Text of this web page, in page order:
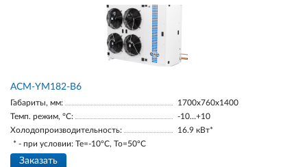
АСМ-YM182-В6
Габариты, мм:
1700х760х1400
Темп. режим, °С:
-10…+10
Холодопроизводительность:
16.9 кВт*
* - при условии: Te=-10ºC, To=50ºC
Заказать